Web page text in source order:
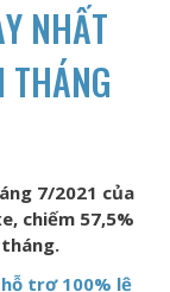
NHẤT
THÁNG
7/2021 của
chiếm 57,5%
trợ 100% lệ